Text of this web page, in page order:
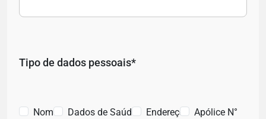
Tipo de dados pessoais*
Nome Dados de Saúde Endereço
Apólice N°